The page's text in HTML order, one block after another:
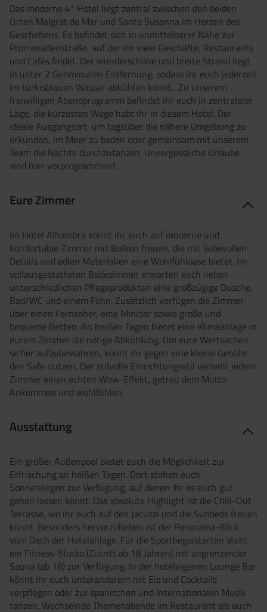
Das moderne 4* Hotel liegt zentral zwischen den beiden
Orten Malgrat de Mar und Santa Susanna im Herzen des
Geschehens. Es befindet sich in unmittelbarer Nähe zur
Promenadenstraße, auf der ihr viele Geschäfte, Restaurants
und Cafés findet. Der wunderschöne und breite Strand liegt
in unter 2 Gehminuten Entfernung, sodass ihr euch jederzeit
im türkisblauen Wasser abkühlen könnt. Zu unserem
freiwilligen Abendprogramm befindet ihr euch in zentralster
Lage, die kürzesten Wege habt ihr in diesem Hotel. Der
ideale Ausgangsort, um tagsüber die nähere Umgebung zu
erkunden, im Meer zu baden oder gemeinsam mit unserem
Team die Nächte durchzutanzen. Unvergessliche Urlaube
sind hier vorprogrammiert.
Eure Zimmer
Im Hotel Alhambra könnt ihr euch auf moderne und
komfortable Zimmer mit Balkon freuen, die mit liebevollen
Details und edlen Materialien eine Wohlfühloase bietet. Im
vollausgestatteten Badezimmer erwarten euch neben
unterschiedlichen Pflegeprodukten eine großzügige Dusche,
Bad/WC und einem Föhn. Zusätzlich verfügen die Zimmer
über einen Fernseher, eine Minibar sowie große und
bequeme Betten. An heißen Tagen bietet eine Klimaanlage in
eurem Zimmer die nötige Abkühlung. Um eure Wertsachen
sicher aufzubewahren, könnt ihr gegen eine kleine Gebühr
den Safe nutzen. Der stilvolle Einrichtungsstil verleiht jedem
Zimmer einen echten Wow-Effekt, getreu dem Motto:
Ankommen und wohlfühlen.
Ausstattung
Ein großer Außenpool bietet euch die Möglichkeit zur
Erfrischung an heißen Tagen. Dort stehen euch
Sonnenliegen zur Verfügung, auf denen ihr es euch gut
gehen lassen könnt. Das absolute Highlight ist die Chill-Out
Terrasse, wo ihr euch auf den Jacuzzi und die Sunbeds freuen
könnt. Besonders hervorzuheben ist der Panorama-Blick
vom Dach der Hotelanlage. Für die Sportbegeisterten steht
ein Fitness-Studio (Zutritt ab 18 Jahren) mit angrenzender
Sauna (ab 18) zur Verfügung. In der hoteleigenen Lounge Bar
könnt ihr euch unteranderem mit Eis und Cocktails
verpflegen oder zur spanischen und internationalen Musik
tanzen. Wechselnde Themenabende im Restaurant als auch